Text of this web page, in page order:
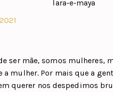
ser mãe, somos mulheres,
mulher. Por mais que a
querer nos despedimos